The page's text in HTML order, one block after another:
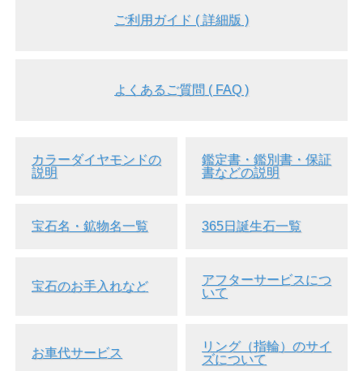
▲中央宝石研究所 ソーティング画像
●ナチュラルのイエローダイヤモンドです。ナチュラルと
●蛍光性が『Strong Orange』という、非常に個性的な珍しい
カラーダイヤモンドです。
を発する性質を言います。
一般的には、ブラック・ライトなどを当てることで簡単にダ
ご利用ガイド ( 詳細版 )
よくあるご質問 ( FAQ )
カラーダイヤモンドの
説明
鑑定書・鑑別書・保証
書などの説明
宝石名・鉱物名一覧 365日誕生石一覧
宝石のお手入れなど
アフターサービスにつ
いて
お車代サービス
リング（指輪）のサイ
ズについて